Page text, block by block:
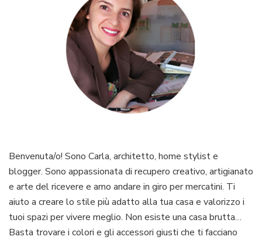
Benvenuta/o! Sono Carla, architetto, home stylist e
blogger. Sono appassionata di recupero creativo, artigianato
e arte del ricevere e amo andare in giro per mercatini. Ti
aiuto a creare lo stile più adatto alla tua casa e valorizzo i
tuoi spazi per vivere meglio. Non esiste una casa brutta…
Basta trovare i colori e gli accessori giusti che ti facciano